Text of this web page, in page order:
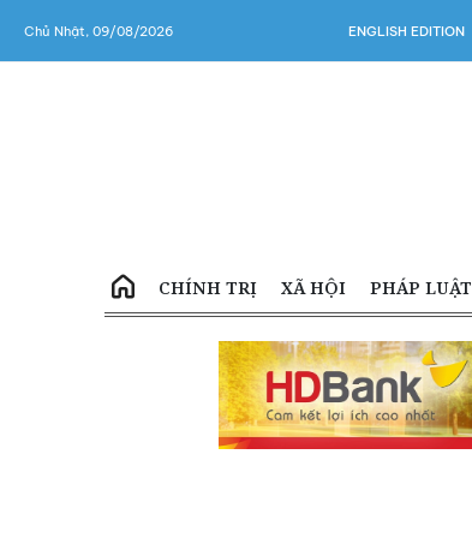
Chủ Nhật, 09/08/2026 ENGLISH EDITION
CHÍNH TRỊ XÃ HỘI PHÁP LUẬT